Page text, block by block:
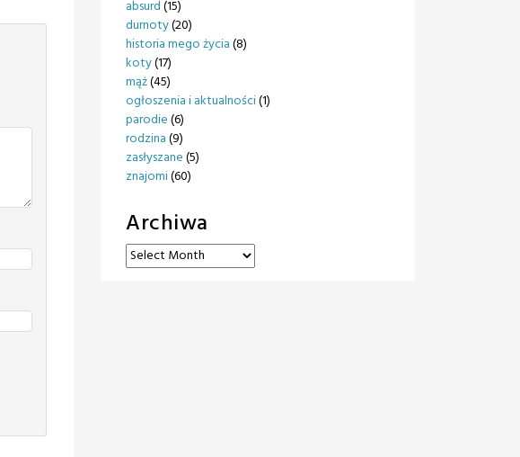
absurd(15)
durnoty(20)
historia mego życia(8)
koty(17)
mąż(45)
ogłoszenia i aktualności(1)
parodie(6)
rodzina(9)
zasłyszane(5)
znajomi(60)
Archiwa
Archiwa